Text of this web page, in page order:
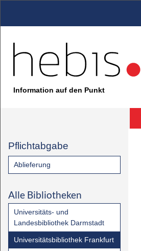
Information auf den Punkt
Pflichtabgabe
Ablieferung
Alle Bibliotheken
Universitäts- und
Landesbibliothek Darmstadt
Universitätsbibliothek Frankfurt